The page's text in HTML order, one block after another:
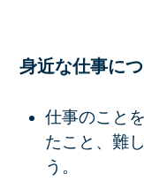
身近な仕事に
仕事のこと
たこと、難
う。